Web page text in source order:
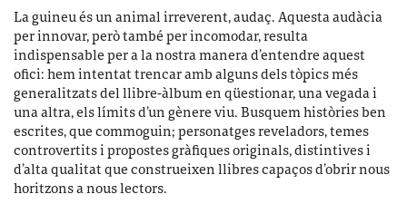
La guineu és un animal irreverent, audaç. Aquesta audàcia
per innovar, però també per incomodar, resulta
indispensable per a la nostra manera d’entendre aquest
ofici: hem intentat trencar amb alguns dels tòpics més
generalitzats del llibre-àlbum en qüestionar, una vegada i
una altra, els límits d’un gènere viu. Busquem històries ben
escrites, que commoguin; personatges reveladors, temes
controvertits i propostes gràfiques originals, distintives i
d’alta qualitat que construeixen llibres capaços d’obrir nous
horitzons a nous lectors.